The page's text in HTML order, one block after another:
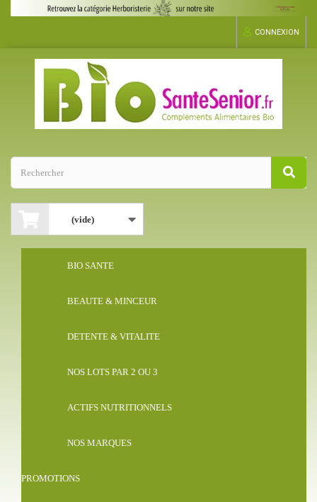
CONNEXION
(vide)
BIO SANTE
BEAUTE & MINCEUR
DETENTE & VITALITE
NOS LOTS PAR 2 OU 3
ACTIFS NUTRITIONNELS
NOS MARQUES
PROMOTIONS